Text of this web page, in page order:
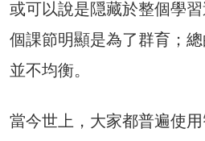
或可以說是隠藏於整個學
個課節明顯是為了群育；
並不均衡。
當今世上，大家都普遍使